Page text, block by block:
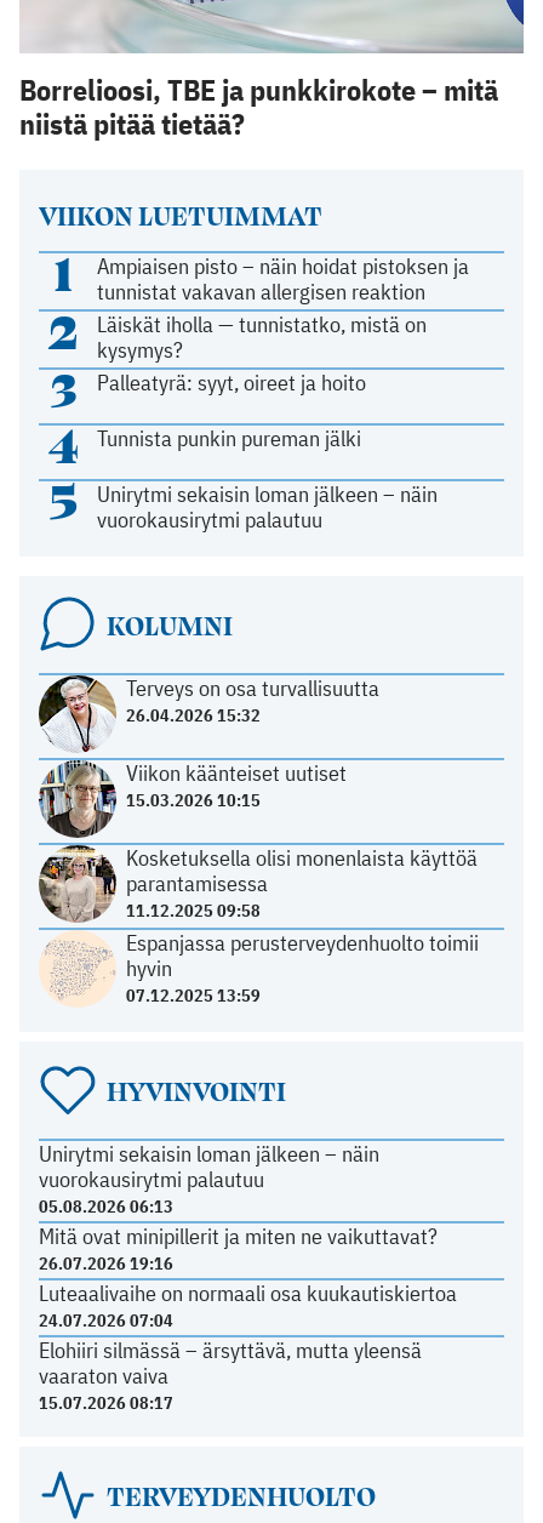
VIIKON LUETUIMMAT
1
Ampiaisen pisto – näin hoidat pistoksen ja
tunnistat vakavan allergisen reaktion
2
Läiskät iholla — tunnistatko, mistä on
kysymys?
3 Palleatyrä: syyt, oireet ja hoito
4 Tunnista punkin pureman jälki
5
Unirytmi sekaisin loman jälkeen – näin
vuorokausirytmi palautuu
KOLUMNI
Terveys on osa turvallisuutta
26.04.2026 15:32
Viikon käänteiset uutiset
15.03.2026 10:15
Kosketuksella olisi monenlaista käyttöä
parantamisessa
11.12.2025 09:58
Espanjassa perusterveydenhuolto toimii
hyvin
07.12.2025 13:59
HYVINVOINTI
Unirytmi sekaisin loman jälkeen – näin
vuorokausirytmi palautuu
05.08.2026 06:13
Mitä ovat minipillerit ja miten ne vaikuttavat?
26.07.2026 19:16
Luteaalivaihe on normaali osa kuukautiskiertoa
24.07.2026 07:04
Elohiiri silmässä – ärsyttävä, mutta yleensä
vaaraton vaiva
15.07.2026 08:17
TERVEYDENHUOLTO
Borrelioosi, TBE ja punkkirokote – mitä
niistä pitää tietää?